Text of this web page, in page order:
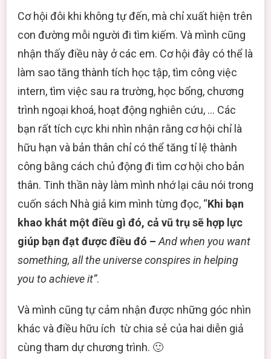
Cơ hội đôi khi không tự đến, mà chỉ xuất hiện trên
con đường mỗi người đi tìm kiếm. Và mình cũng
nhận thấy điều này ở các em. Cơ hội đây có thể là
làm sao tăng thành tích học tập, tìm công việc
intern, tìm việc sau ra trường, học bổng, chương
trình ngoại khoá, hoạt động nghiên cứu, … Các
bạn rất tích cực khi nhìn nhận rằng cơ hội chỉ là
hữu hạn và bản thân chỉ có thể tăng tỉ lệ thành
công bằng cách chủ động đi tìm cơ hội cho bản
thân. Tinh thần này làm mình nhớ lại câu nói trong
cuốn sách Nhà giả kim mình từng đọc, “Khi bạn
khao khát một điều gì đó, cả vũ trụ sẽ hợp lực
giúp bạn đạt được điều đó –And when you want
something, all the universe conspires in helping
you to achieve it”.
Và mình cũng tự cảm nhận được những góc nhìn
khác và điều hữu ích từ chia sẻ của hai diễn giả
cùng tham dự chương trình. 🙂